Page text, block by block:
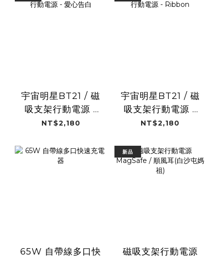
宇宙明星BT21 / 磁
吸支架行動電源 -
愛心告白
NT$2,180
宇宙明星BT21 / 磁
吸支架行動電源 -
Ribbon
NT$2,180
65W 自帶線多口快
新品
磁吸支架行動電源